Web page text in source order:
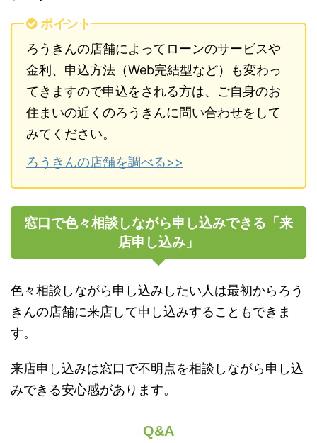
ポイント
ろうきんの店舗によってローンのサービスや
金利、申込方法（Web完結型など）も変わっ
てきますので申込をされる方は、ご自身のお
住まいの近くのろうきんに問い合わせをして
みてください。
ろうきんの店舗を調べる>>
窓口で色々相談しながら申し込みできる「来
店申し込み」
色々相談しながら申し込みしたい人は最初からろう
きんの店舗に来店して申し込みすることもできま
す。
来店申し込みは窓口で不明点を相談しながら申し込
みできる安心感があります。
Q&A